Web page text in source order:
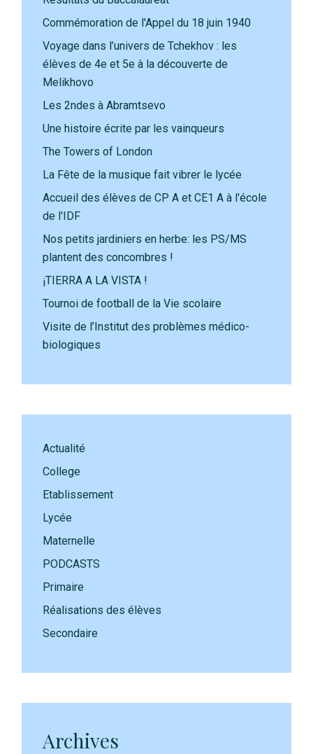
Commémoration de l'Appel du 18 juin 1940
Voyage dans l’univers de Tchekhov : les
élèves de 4e et 5e à la découverte de
Melikhovo
Les 2ndes à Abramtsevo
Une histoire écrite par les vainqueurs
The Towers of London
La Fête de la musique fait vibrer le lycée
Accueil des élèves de CP A et CE1 A à l'école
de l'IDF
Nos petits jardiniers en herbe: les PS/MS
plantent des concombres !
¡TIERRA A LA VISTA !
Tournoi de football de la Vie scolaire
Visite de l’Institut des problèmes médico-
biologiques
Actualité
College
Etablissement
Lycée
Maternelle
PODCASTS
Primaire
Réalisations des élèves
Secondaire
Archives